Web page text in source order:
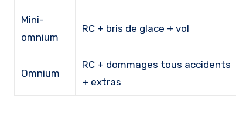
Mini-
omnium
RC + bris de glace + vol
Omnium
RC + dommages tous accidents
+ extras